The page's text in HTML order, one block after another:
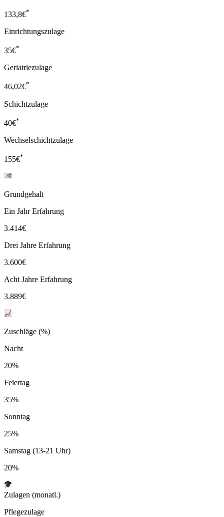
133,8€*
Einrichtungszulage
35€*
Geriatriezulage
46,02€*
Schichtzulage
40€*
Wechselschichtzulage
155€*
Grundgehalt
Ein Jahr Erfahrung
3.414€
Drei Jahre Erfahrung
3.600€
Acht Jahre Erfahrung
3.889€
Zuschläge (%)
Nacht
20%
Feiertag
35%
Sonntag
25%
Samstag (13-21 Uhr)
20%
Zulagen (monatl.)
Pflegezulage